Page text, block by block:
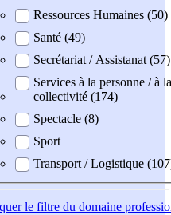
Ressources Humaines (50)
Santé (49)
Secrétariat / Assistanat (57)
Services à la personne / à la
collectivité (174)
Spectacle (8)
Sport
Transport / Logistique
le filtre du domaine